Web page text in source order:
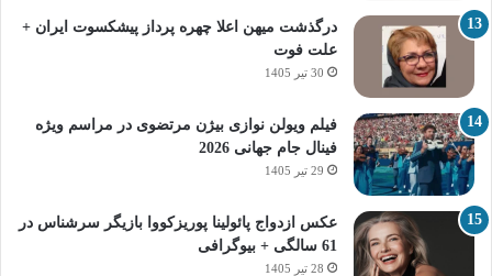
درگذشت میهن اعلا چهره پرداز پیشکسوت ایران +
علت فوت
30 تیر 1405
فیلم ویولن نوازی بیژن مرتضوی در مراسم ویژه
فینال جام جهانی 2026
29 تیر 1405
عکس ازدواج پائولینا پوریزکووا بازیگر سرشناس در
61 سالگی + بیوگرافی
28 تیر 1405